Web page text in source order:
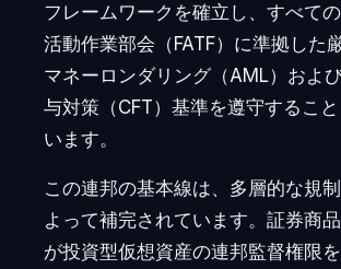
フレームワークを確立し、すべて
活動作業部会（FATF）に準拠した
マネーロンダリング（AML）およ
与対策（CFT）基準を遵守するこ
います。
この連邦の基本線は、多層的な規
よって補完されています。証券商品
が投資型仮想資産の連邦監督権限